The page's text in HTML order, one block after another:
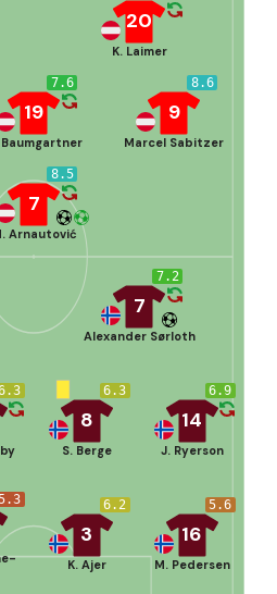
20
K. Laimer
8.6
9
Marcel Sabitzer
7.6
19
Baumgartner
8.5
7
Arnautović
6.2
3
K. Ajer
5.6
16
M. Pedersen
6.3
8
S. Berge
6.9
14
J. Ryerson
7.2
7
Alexander Sørloth